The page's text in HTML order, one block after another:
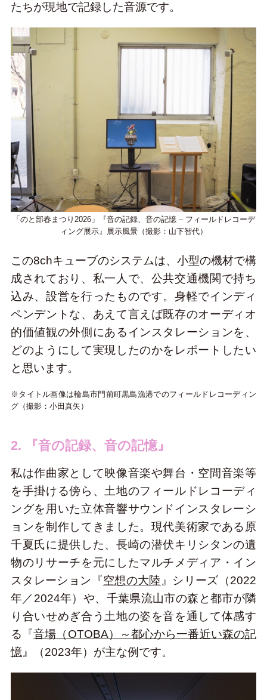
たちが現地で記録した音源です。
「のと部春まつり2026」『音の記録、音の記憶 – フィールドレコーデ
ィング展示』展示風景（撮影：山下智代）
この8chキューブのシステムは、小型の機材で構
成されており、私一人で、公共交通機関で持ち
込み、設営を行ったものです。身軽でインディ
ペンデントな、あえて言えば既存のオーディオ
的価値観の外側にあるインスタレーションを、
どのようにして実現したのかをレポートしたい
と思います。
※タイトル画像は輪島市門前町黒島漁港でのフィールドレコーディン
グ（撮影：小田真矢）
2. 『音の記録、音の記憶』
私は作曲家として映像音楽や舞台・空間音楽等
を手掛ける傍ら、土地のフィールドレコーディ
ングを用いた立体音響サウンドインスタレーシ
ョンを制作してきました。現代美術家である原
千夏氏に提供した、長崎の潜伏キリシタンの遺
物のリサーチを元にしたマルチメディア・イン
スタレーション『空想の大陸 』シリーズ（2022
年／2024年）や、千葉県流山市の森と都市が隣
り合いせめぎ合う土地の姿を音を通して体感す
る『音場（OTOBA）～都心から一番近い森の記
憶』（2023年）が主な例です。